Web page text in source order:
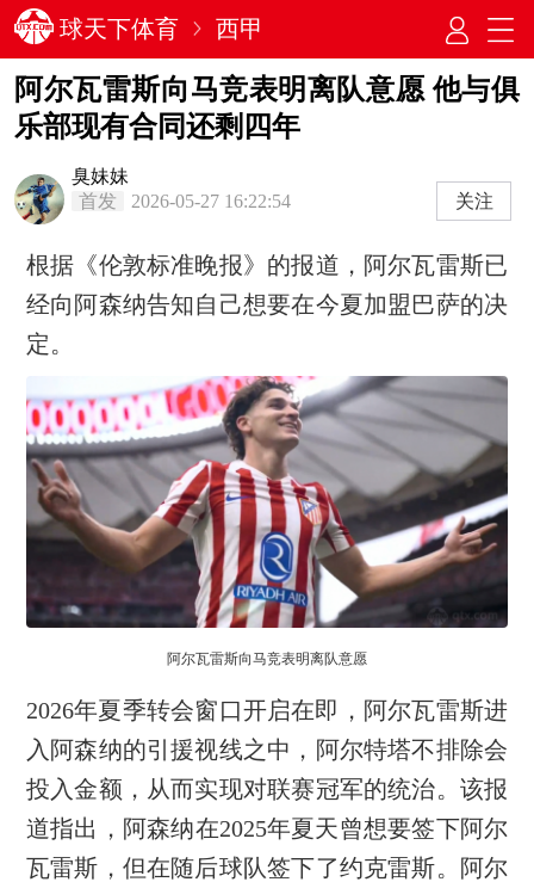
球天下体育 西甲
阿尔瓦雷斯向马竞表明离队意愿 他与俱
乐部现有合同还剩四年
臭妹妹
首发
2026-05-27 16:22:54 关注
根据《伦敦标准晚报》的报道，阿尔瓦雷斯已
经向阿森纳告知自己想要在今夏加盟巴萨的决
定。
阿尔瓦雷斯向马竞表明离队意愿
2026年夏季转会窗口开启在即，阿尔瓦雷斯进
入阿森纳的引援视线之中，阿尔特塔不排除会
投入金额，从而实现对联赛冠军的统治。该报
道指出，阿森纳在2025年夏天曾想要签下阿尔
瓦雷斯，但在随后球队签下了约克雷斯。阿尔